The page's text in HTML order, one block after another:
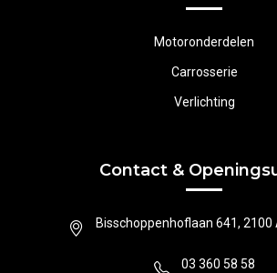
Motoronderdelen
Carrosserie
Verlichting
Contact &
Bisschoppenhoflaan 641,
03 360 58 58